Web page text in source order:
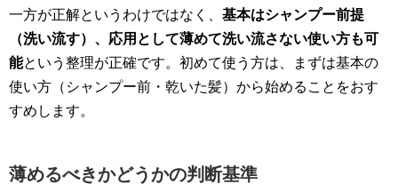
一方が正解というわけではなく、 基本はシャンプー前提
（洗い流す）、応用として薄めて洗い流さない使い方も可
能という整理が正確です。初めて使う方は、まずは基本の
使い方（シャンプー前・乾いた髪）から始めることをおす
すめします。
薄めるべきかどうかの判断基準